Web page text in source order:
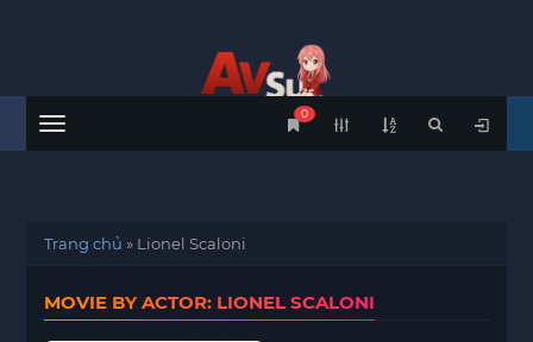
Menu
0
Trang chủ » Lionel Scaloni
MOVIE BY ACTOR: LIONEL SCALONI